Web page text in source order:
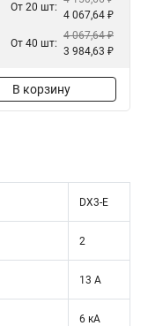
От 20 шт:
4 067,64 ₽
От 40 шт:
4 067,64 ₽
3 984,63 ₽
В корзину
DX3-E
2
13 А
6 кА